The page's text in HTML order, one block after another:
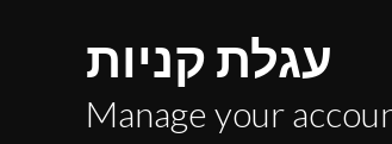
עגלת קניות
Manage your